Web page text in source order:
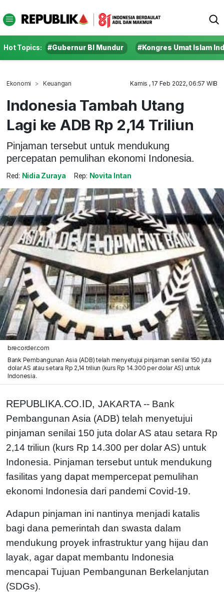
Hot Topics: #Gubernur BI Mundur #Kongres Umat Islam
Ekonomi Keuangan Kamis , 17 Feb 2022, 06:57 WIB
Indonesia Tambah Utang
Lagi ke ADB Rp 2,14 Triliun
Pinjaman tersebut untuk mendukung
percepatan pemulihan ekonomi Indonesia.
Red: Nidia Zuraya Rep: Novita Intan
brecorder.com
Bank Pembangunan Asia (ADB) telah menyetujui pinjaman senilai 150 juta
dolar AS atau setara Rp 2,14 triliun (kurs Rp 14.300 per dolar AS) untuk
Indonesia.
REPUBLIKA.CO.ID, JAKARTA -- Bank
Pembangunan Asia (ADB) telah menyetujui
pinjaman senilai 150 juta dolar AS atau setara Rp
2,14 triliun (kurs Rp 14.300 per dolar AS) untuk
Indonesia. Pinjaman tersebut untuk mendukung
fasilitas yang dapat mempercepat pemulihan
ekonomi Indonesia dari pandemi Covid-19.
Adapun pinjaman ini nantinya menjadi katalis
bagi dana pemerintah dan swasta dalam
mendukung proyek infrastruktur yang hijau dan
layak, agar dapat membantu Indonesia
mencapai Tujuan Pembangunan Berkelanjutan
(SDGs).